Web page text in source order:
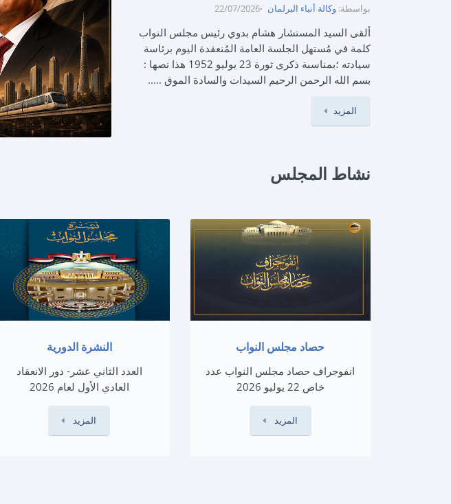
بواسطة: وكالة أنباء البرلمان 22/07/2026
ألقى السيد المستشار هشام بدوي رئيس مجلس النواب
كلمة في مُستهل الجلسة العامة المُنعقدة اليوم برئاسة
سيادته ؛بمناسبة ذكرى ثورة 23 يوليو 1952 هذا نصها :
بسم الله الرحمن الرحيم السيدات والسادة الموق .....
المزيد
نشاط المجلس
حصاد مجلس النواب
انفوجراف حصاد مجلس النواب عدد
خاص 22 يوليو 2026
المزيد
النشرة الدورية
العدد الثاني عشر- دور الانعقاد
العادي الأول لعام 2026
المزيد